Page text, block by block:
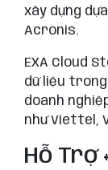
xây dựng
Acronis.
EXA Cloud
dữ liệu
doanh
như Viettel,
Hỗ Trợ